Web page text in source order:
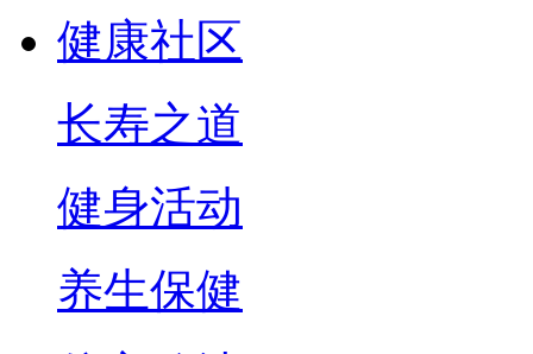
健康社区
长寿之道
健身活动
养生保健